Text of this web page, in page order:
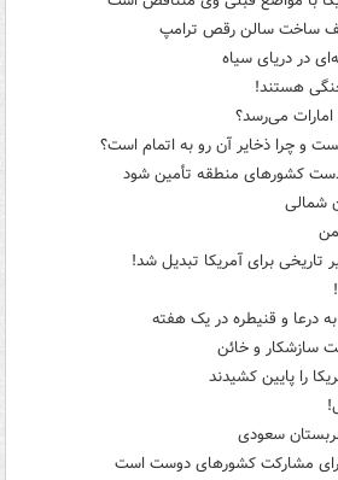
ساخت سالن رقص ترامپ
در دریای سیاه
جنگی هستند!
امارات می‌رسد؟
و چرا ذخایر آن رو به اتمام است؟
کشورهای منطقه تأمین شود
شمالی
تاریخی برای آمریکا تبدیل شد!
سازشکار و خائن
را پایین کشیدند
سعودی
مشارکت کشورهای دوست است